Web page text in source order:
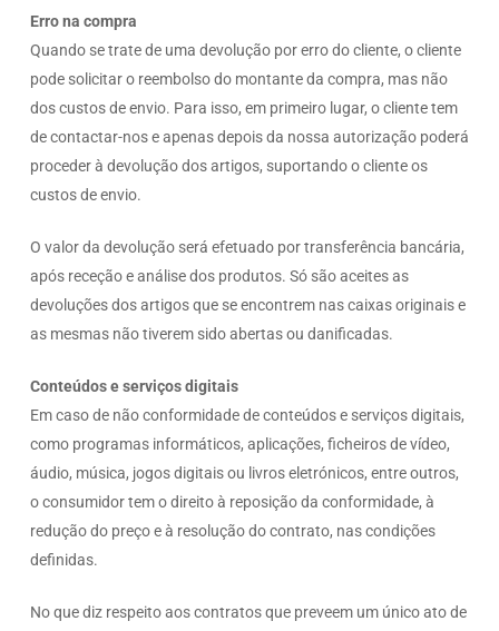
Erro na compra
Quando se trate de uma devolução por erro do cliente, o cliente
pode solicitar o reembolso do montante da compra, mas não
dos custos de envio. Para isso, em primeiro lugar, o cliente tem
de contactar-nos e apenas depois da nossa autorização poderá
proceder à devolução dos artigos, suportando o cliente os
custos de envio.
O valor da devolução será efetuado por transferência bancária,
após receção e análise dos produtos. Só são aceites as
devoluções dos artigos que se encontrem nas caixas originais e
as mesmas não tiverem sido abertas ou danificadas.
Conteúdos e serviços digitais
Em caso de não conformidade de conteúdos e serviços digitais,
como programas informáticos, aplicações, ficheiros de vídeo,
áudio, música, jogos digitais ou livros eletrónicos, entre outros,
o consumidor tem o direito à reposição da conformidade, à
redução do preço e à resolução do contrato, nas condições
definidas.
No que diz respeito aos contratos que preveem um único ato de